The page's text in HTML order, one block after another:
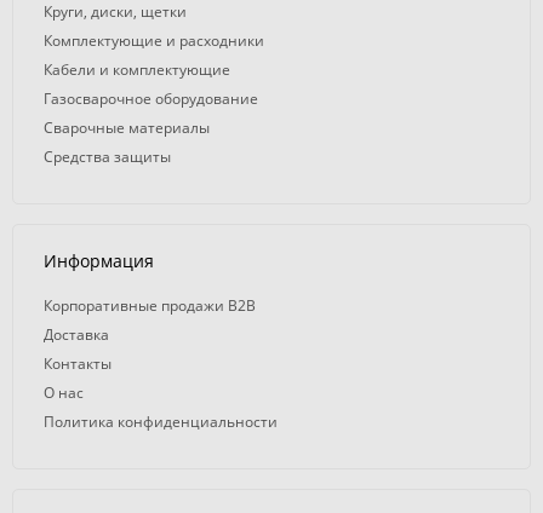
Круги, диски, щетки
Комплектующие и расходники
Кабели и комплектующие
Газосварочное оборудование
Сварочные материалы
Средства защиты
Информация
Корпоративные продажи B2B
Доставка
Контакты
О нас
Политика конфиденциальности